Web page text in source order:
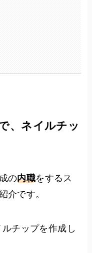
、ネイルチッ
の内職をするス
介です。
チップを作成し